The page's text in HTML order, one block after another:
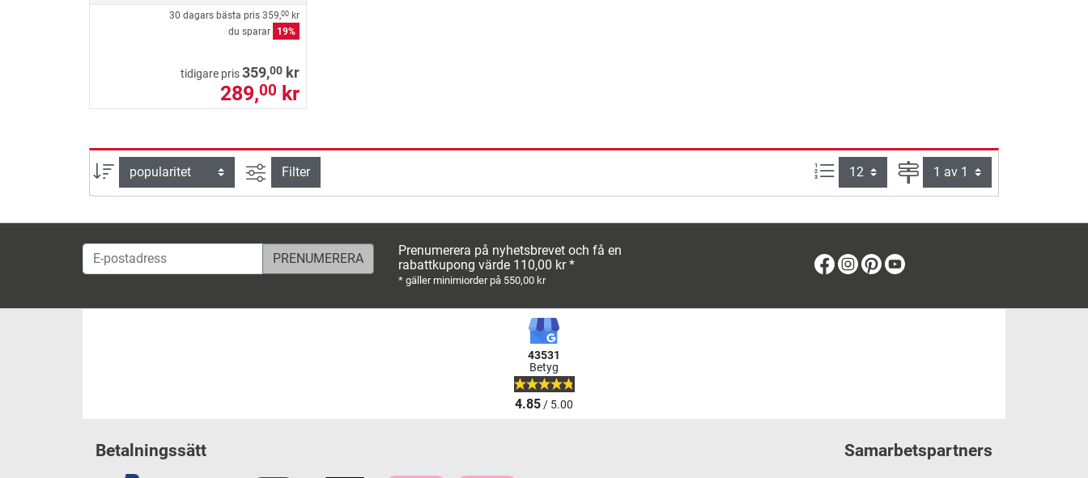
30 dagars bästa pris 359,00 kr
du sparar
19%
tidigare pris359,00 kr
289,00 kr
sortera efter Avancerad sök
Filter produkter per sida:
Sida
E-postadress
Prenumerera på nyhetsbrevet och få en
rabattkupong värde 110,00 kr *
* gäller minimiorder på 550,00 kr
Facebook
Instagram
Pinterest
43531
Betyg
4.85/ 5.00
Betalningssätt Samarbetspartners